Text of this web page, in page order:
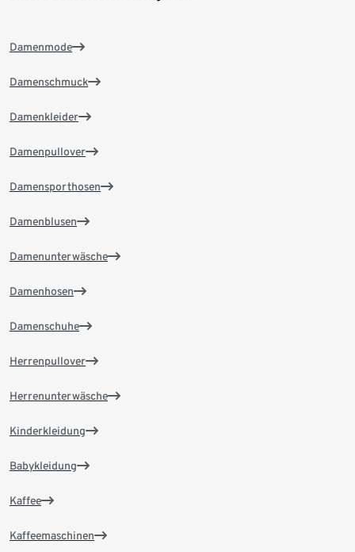
Damenmode
Damenschmuck
Damenkleider
Damenpullover
Damensporthosen
Damenblusen
Damenunterwäsche
Damenhosen
Damenschuhe
Herrenpullover
Herrenunterwäsche
Kinderkleidung
Babykleidung
Kaffee
Kaffeemaschinen